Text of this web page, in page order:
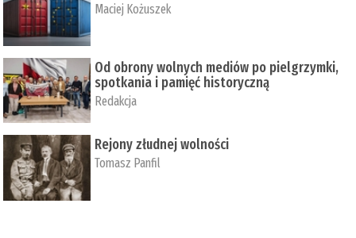
Maciej Kożuszek
Od obrony wolnych mediów po pielgrzymki,
spotkania i pamięć historyczną
Redakcja
Rejony złudnej wolności
Tomasz Panfil